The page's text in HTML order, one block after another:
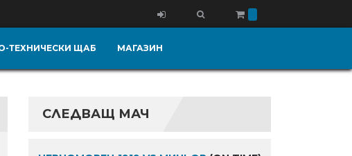
ТЕХНИЧЕСКИ ЩАБ МАГАЗИН
СЛЕДВАЩ МАЧ